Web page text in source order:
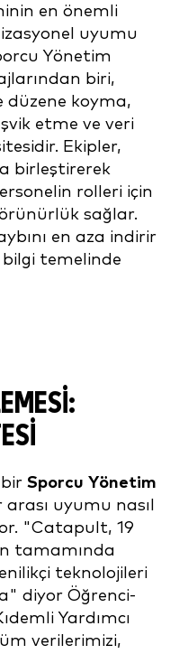
en önemli
uyumu
Yönetim
biri,
düzene koyma,
etme ve veri
Ekipler,
birleştirerek
rolleri için
sağlar.
en aza indirir
temelinde
Sporcu Yönetim
uyumu nasıl
"Catapult, 19
tamamında
teknolojileri
diyor Öğrenci-
Yardımcı
verilerimizi,